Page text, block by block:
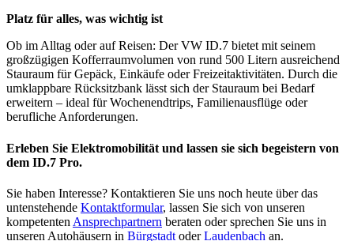
Platz für alles, was wichtig ist
Ob im Alltag oder auf Reisen: Der VW ID.7 bietet mit seinem
großzügigen Kofferraumvolumen von rund 500 Litern ausreichend
Stauraum für Gepäck, Einkäufe oder Freizeitaktivitäten. Durch die
umklappbare Rücksitzbank lässt sich der Stauraum bei Bedarf
erweitern – ideal für Wochenendtrips, Familienausflüge oder
berufliche Anforderungen.
Erleben Sie Elektromobilität und lassen sie sich begeistern von
dem ID.7 Pro.
Sie haben Interesse? Kontaktieren Sie uns noch heute über das
untenstehende Kontaktformular, lassen Sie sich von unseren
kompetenten Ansprechpartnern beraten oder sprechen Sie uns in
unseren Autohäusern in Bürgstadt oderLaudenbach an.